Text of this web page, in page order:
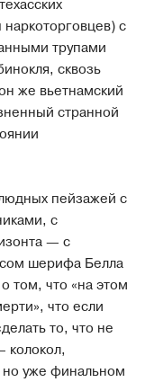
с
трупами
сквозь
же вьетнамский
странной
пейзажей с
с
— с
шерифа Белла
том, что «на этом
что если
то, что не
уже финальном